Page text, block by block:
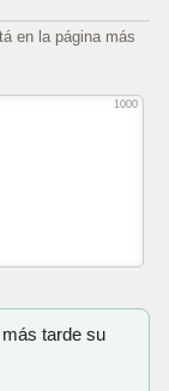
en la página más
1000
tarde su